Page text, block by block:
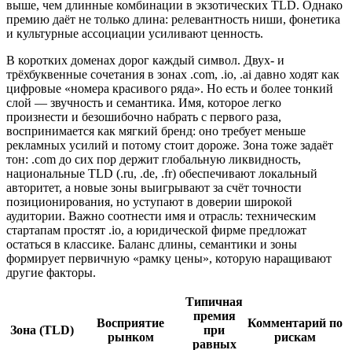
выше, чем длинные комбинации в экзотических TLD. Однако
премию даёт не только длина: релевантность ниши, фонетика
и культурные ассоциации усиливают ценность.
В коротких доменах дорог каждый символ. Двух- и
трёхбуквенные сочетания в зонах .com, .io, .ai давно ходят как
цифровые «номера красивого ряда». Но есть и более тонкий
слой — звучность и семантика. Имя, которое легко
произнести и безошибочно набрать с первого раза,
воспринимается как мягкий бренд: оно требует меньше
рекламных усилий и потому стоит дороже. Зона тоже задаёт
тон: .com до сих пор держит глобальную ликвидность,
национальные TLD (.ru, .de, .fr) обеспечивают локальный
авторитет, а новые зоны выигрывают за счёт точности
позиционирования, но уступают в доверии широкой
аудитории. Важно соотнести имя и отрасль: техническим
стартапам простят .io, а юридической фирме предложат
остаться в классике. Баланс длины, семантики и зоны
формирует первичную «рамку цены», которую наращивают
другие факторы.
Зона (TLD)
Восприятие
рынком
Типичная
премия
при
равных
Комментарий по
рискам